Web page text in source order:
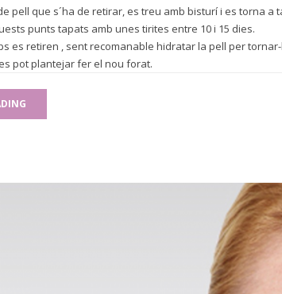
pell que s´ha de retirar, es treu amb bisturí i es torna
punts tapats amb unes tirites entre 10 i 15 dies.
es retiren , sent recomanable hidratar la pell per
pot plantejar fer el nou forat.